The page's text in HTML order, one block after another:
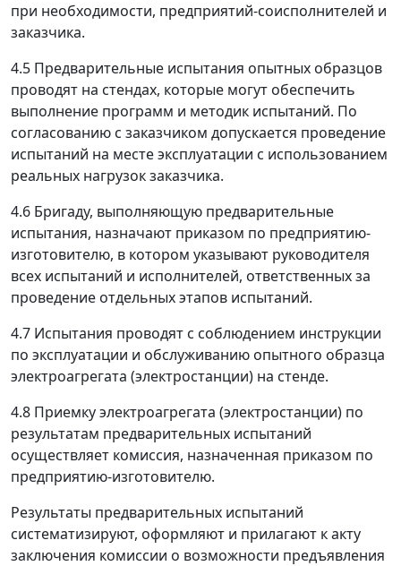
при необходимости, предприятий-соисполнителей и
заказчика.
4.5 Предварительные испытания опытных образцов
проводят на стендах, которые могут обеспечить
выполнение программ и методик испытаний. По
согласованию с заказчиком допускается проведение
испытаний на месте эксплуатации с использованием
реальных нагрузок заказчика.
4.6 Бригаду, выполняющую предварительные
испытания, назначают приказом по предприятию-
изготовителю, в котором указывают руководителя
всех испытаний и исполнителей, ответственных за
проведение отдельных этапов испытаний.
4.7 Испытания проводят с соблюдением инструкции
по эксплуатации и обслуживанию опытного образца
электроагрегата (электростанции) на стенде.
4.8 Приемку электроагрегата (электростанции) по
результатам предварительных испытаний
осуществляет комиссия, назначенная приказом по
предприятию-изготовителю.
Результаты предварительных испытаний
систематизируют, оформляют и прилагают к акту
заключения комиссии о возможности предъявления